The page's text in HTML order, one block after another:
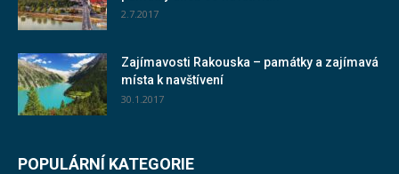
2.7.2017
Zajímavosti Rakouska – památky a zajímavá
místa k navštívení
30.1.2017
POPULÁRNÍ KATEGORIE